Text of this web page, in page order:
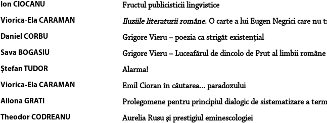
Ion CIOCANU Fructul publicisticii lingvistice
Viorica-Ela CARAMAN Iluziile literaturii române. O carte a lui Eugen Negrici care nu
Daniel CORBU Grigore Vieru – poezia ca strigăt existenţial
Sava BOGASIU Grigore Vieru – Luceafărul de dincolo de Prut al limbii române
Ştefan TUDOR Alarma!
Viorica-Ela CARAMAN Emil Cioran în căutarea... paradoxului
Aliona GRATI Prolegomene pentru principiul dialogic de sistematizare a
Theodor CODREANU Aurelia Rusu şi prestigiul eminescologiei